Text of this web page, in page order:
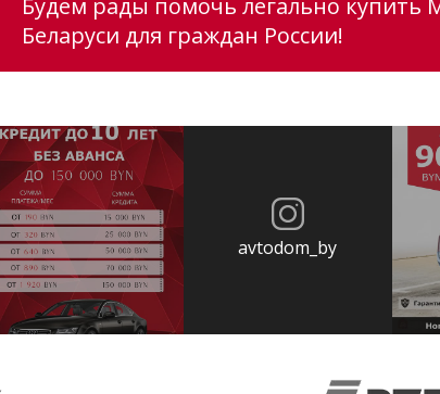
Будем рады помочь легально
Беларуси для граждан России!
avtodom_by